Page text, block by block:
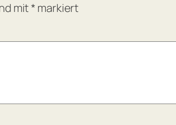
mit * markiert